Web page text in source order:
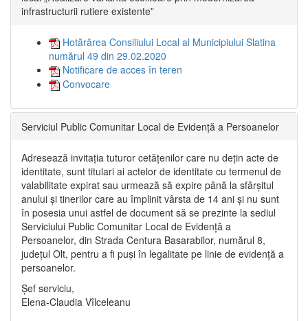
infrastructurii rutiere existente”
Hotărârea Consiliului Local al Municipiului Slatina
numărul 49 din 29.02.2020
Notificare de acces în teren
Convocare
Serviciul Public Comunitar Local de Evidență a Persoanelor
Adresează invitația tuturor cetățenilor care nu dețin acte de
identitate, sunt titulari ai actelor de identitate cu termenul de
valabilitate expirat sau urmează să expire până la sfârșitul
anului și tinerilor care au împlinit vârsta de 14 ani și nu sunt
în posesia unui astfel de document să se prezinte la sediul
Serviciului Public Comunitar Local de Evidență a
Persoanelor, din Strada Centura Basarabilor, numărul 8,
județul Olt, pentru a fi puși în legalitate pe linie de evidență a
persoanelor.
Șef serviciu,
Elena-Claudia Vîlceleanu